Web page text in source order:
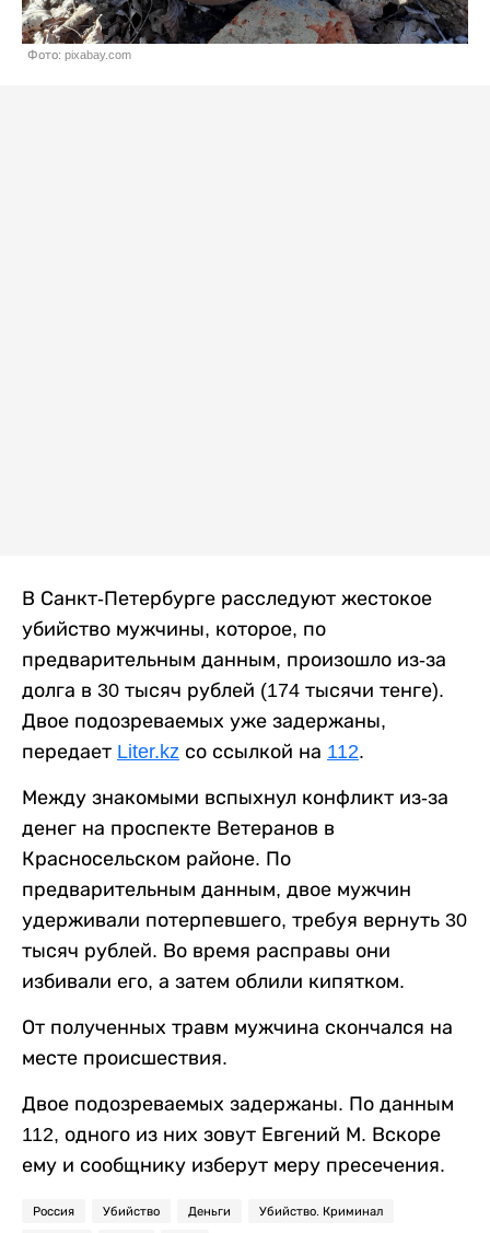
Фото: pixabay.com
В Санкт-Петербурге расследуют жестокое
убийство мужчины, которое, по
предварительным данным, произошло из-за
долга в 30 тысяч рублей (174 тысячи тенге).
Двое подозреваемых уже задержаны,
передает Liter.kz со ссылкой на 112.
Между знакомыми вспыхнул конфликт из-за
денег на проспекте Ветеранов в
Красносельском районе. По
предварительным данным, двое мужчин
удерживали потерпевшего, требуя вернуть 30
тысяч рублей. Во время расправы они
избивали его, а затем облили кипятком.
От полученных травм мужчина скончался на
месте происшествия.
Двое подозреваемых задержаны. По данным
112, одного из них зовут Евгений М. Вскоре
ему и сообщнику изберут меру пресечения.
Россия Убийство Деньги Убийство. Криминал